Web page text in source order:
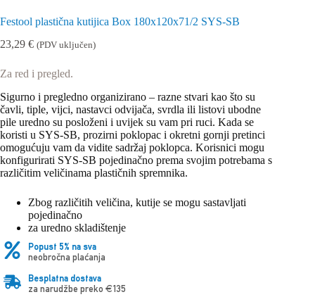
Festool plastična kutijica Box 180x120x71/2 SYS-SB
23,29 € (PDV uključen)
Za red i pregled.
Sigurno i pregledno organizirano – razne stvari kao što su
čavli, tiple, vijci, nastavci odvijača, svrdla ili listovi ubodne
pile uredno su posloženi i uvijek su vam pri ruci. Kada se
koristi u SYS-SB, prozirni poklopac i okretni gornji pretinci
omogućuju vam da vidite sadržaj poklopca. Korisnici mogu
konfigurirati SYS-SB pojedinačno prema svojim potrebama s
različitim veličinama plastičnih spremnika.
Zbog različitih veličina, kutije se mogu sastavljati
pojedinačno
za uredno skladištenje
Popust 5% na sva
neobročna plaćanja
Besplatna dostava
za narudžbe preko €135